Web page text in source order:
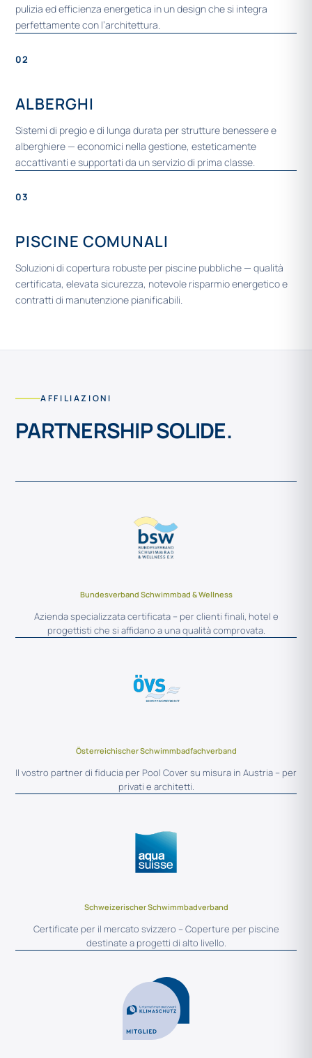
pulizia ed efficienza energetica in un design che si integra
perfettamente con l’architettura.
02
ALBERGHI
Sistemi di pregio e di lunga durata per strutture benessere e
alberghiere — economici nella gestione, esteticamente
accattivanti e supportati da un servizio di prima classe.
03
PISCINE COMUNALI
Soluzioni di copertura robuste per piscine pubbliche — qualità
certificata, elevata sicurezza, notevole risparmio energetico e
contratti di manutenzione pianificabili.
AFFILIAZIONI
PARTNERSHIP SOLIDE.
Bundesverband Schwimmbad & Wellness
Azienda specializzata certificata – per clienti finali, hotel e
progettisti che si affidano a una qualità comprovata.
Österreichischer Schwimmbadfachverband
Il vostro partner di fiducia per Pool Cover su misura in Austria – per
privati e architetti.
Schweizerischer Schwimmbadverband
Certificate per il mercato svizzero – Coperture per piscine
destinate a progetti di alto livello.